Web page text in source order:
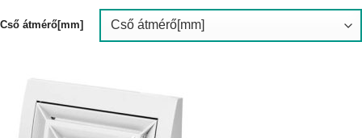
Cső átmérő[mm]